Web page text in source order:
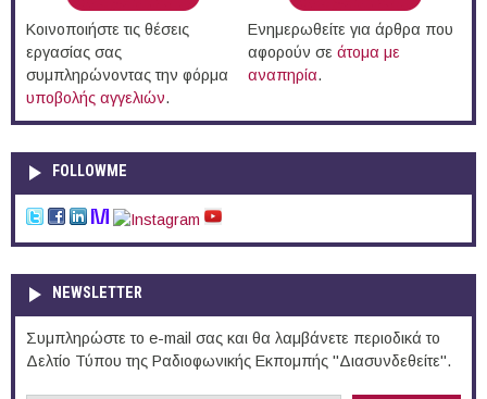
Κοινοποιήστε τις θέσεις
εργασίας σας
συμπληρώνοντας την φόρμα
υποβολής αγγελιών.
Ενημερωθείτε για άρθρα που
αφορούν σε άτομα με
αναπηρία.
FOLLOWME
NEWSLETTER
Συμπληρώστε το e-mail σας και θα λαμβάνετε περιοδικά το
Δελτίο Τύπου της Ραδιοφωνικής Εκπομπής "Διασυνδεθείτε".